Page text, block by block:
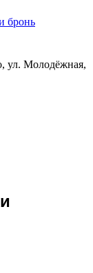
бронь
ул. Молодёжная,